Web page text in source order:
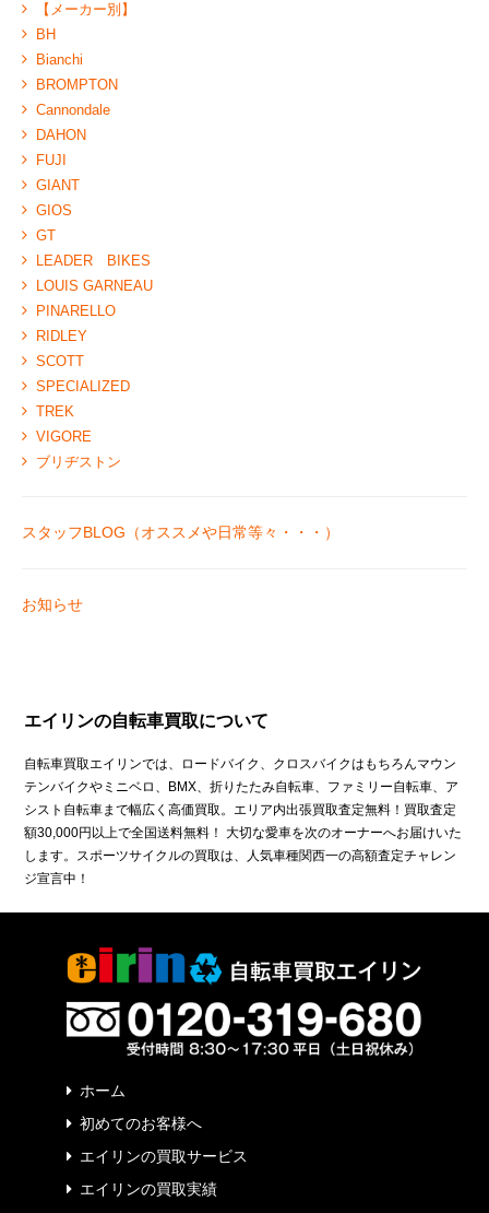
【メーカー別】
BH
Bianchi
BROMPTON
Cannondale
DAHON
FUJI
GIANT
GIOS
GT
LEADER BIKES
LOUIS GARNEAU
PINARELLO
RIDLEY
SCOTT
SPECIALIZED
TREK
VIGORE
ブリヂストン
スタッフBLOG（オススメや日常等々・・・）
お知らせ
エイリンの自転車買取について
自転車買取エイリンでは、ロードバイク、クロスバイクはもちろんマウン
テンバイクやミニベロ、BMX、折りたたみ自転車、ファミリー自転車、ア
シスト自転車まで幅広く高価買取。エリア内出張買取査定無料！買取査定
額30,000円以上で全国送料無料！ 大切な愛車を次のオーナーへお届けいた
します。スポーツサイクルの買取は、人気車種関西一の高額査定チャレン
ジ宣言中！
ホーム
初めてのお客様へ
エイリンの買取サービス
エイリンの買取実績